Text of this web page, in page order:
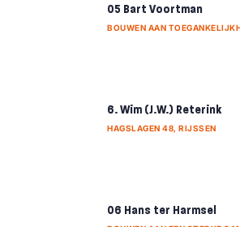
05 Bart Voortman
BOUWEN AAN
6. Wim (J.W.) Reterink
HAGSLAGEN 48, RIJSSEN
06 Hans ter Harmsel